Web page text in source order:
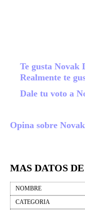
Te gusta Novak
Realmente te
Dale tu voto a
Opina sobre
MAS DATOS
NOMBRE
CATEGORIA